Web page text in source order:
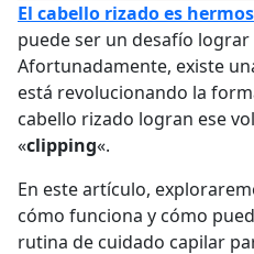
El cabello rizado es
puede ser un desafío
Afortunadamente, existe
está revolucionando la
cabello rizado logran ese
«clipping«.
En este artículo,
cómo funciona y cómo
rutina de cuidado capilar